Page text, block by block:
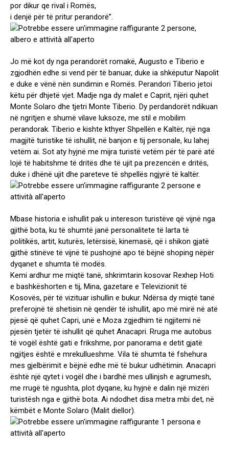
por dikur qe rival i Romës,
i denjë për të pritur perandorë”.
Jo më kot dy nga perandorët romakë, Augusto e Tiberio e
zgjodhën edhe si vend për të banuar, duke ia shkëputur Napolit
e duke e vënë nën sundimin e Romës. Perandori Tiberio jetoi
këtu për dhjetë vjet. Madje nga dy malet e Caprit, njëri quhet
Monte Solaro dhe tjetri Monte Tiberio. Dy perdandorët ndikuan
në ngritjen e shumë vilave luksoze, me stil e mobilim
perandorak. Tiberio e kishte kthyer Shpellën e Kaltër, një nga
magjitë turistike të ishullit, në banjon e tij personale, ku lahej
vetëm ai. Sot aty hyjnë me mijra turistë vetëm për të parë atë
lojë të habitshme të dritës dhe të ujit pa prezencën e dritës,
duke i dhënë ujit dhe pareteve të shpellës ngjyrë të kaltër.
Mbase historia e ishullit pak u intereson turistëve që vijnë nga
gjithë bota, ku të shumtë janë personalitete të larta të
politikës, artit, kuturës, letërsisë, kinemasë, që i shikon gjatë
gjithë stinëve të vijnë të pushojnë apo të bëjnë shoping nëpër
dyqanet e shumta të modës.
Kemi ardhur me miqtë tanë, shkrimtarin kosovar Rexhep Hoti
e bashkëshorten e tij, Mina, gazetare e Televizionit të
Kosovës, për të vizituar ishullin e bukur. Ndërsa dy miqtë tanë
preferojnë të shetisin në qendër të ishullit, apo më mirë në atë
pjesë që quhet Capri, unë e Moza zgjedhim të ngjitemi në
pjesën tjetër të ishullit që quhet Anacapri. Rruga me autobus
të vogël është gati e frikshme, por panorama e detit gjatë
ngjitjes është e mrekullueshme. Vila të shumta të fshehura
mes gjelbërimit e bëjnë edhe më të bukur udhëtimin. Anacapri
është një qytet i vogël dhe i bardhë mes ullinjsh e agrumesh,
me rrugë të ngushta, plot dyqane, ku hyjnë e dalin një mizëri
turistësh nga e gjithë bota. Ai ndodhet disa metra mbi det, në
këmbët e Monte Solaro (Malit diellor).